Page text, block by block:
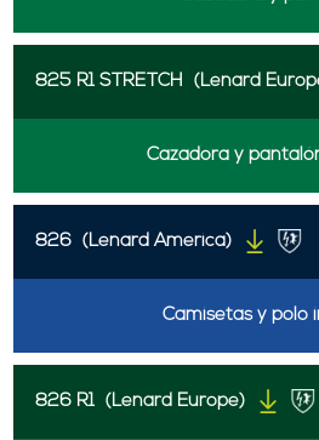
825 R1 STRETCH (Lenard
Cazadora y
826 (Lenard America)
Camisetas y polo
826 R1 (Lenard Europe)